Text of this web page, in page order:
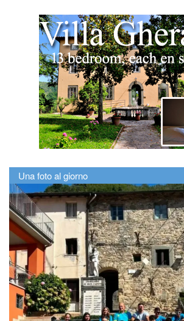
Una foto al giorno